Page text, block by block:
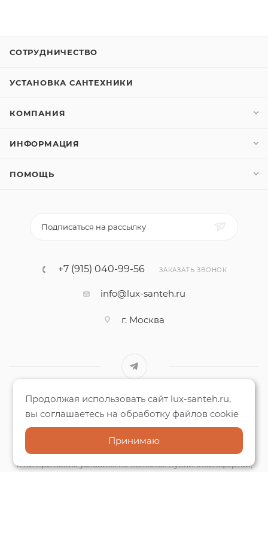
СОТРУДНИЧЕСТВО
УСТАНОВКА САНТЕХНИКИ
КОМПАНИЯ
ИНФОРМАЦИЯ
ПОМОЩЬ
Подписаться на рассылку
+7 (915) 040-99-56 ЗАКАЗАТЬ ЗВОНОК
info@lux-santeh.ru
г. Москва
Люкс-Сантехника © 2018 - 2026 Все права защищены.
Вся информация на данном сайте несёт исключительно
и ни при каких условиях не является публичной офертой,
Продолжая использовать сайт lux-santeh.ru,
вы соглашаетесь на обработку файлов cookie
Принимаю